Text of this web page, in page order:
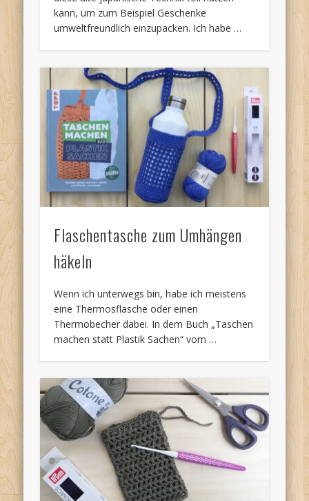
kann, um zum Beispiel Geschenke
umweltfreundlich einzupacken. Ich habe …
Flaschentasche zum Umhängen
häkeln
Wenn ich unterwegs bin, habe ich meistens
eine Thermosflasche oder einen
Thermobecher dabei. In dem Buch „Taschen
machen statt Plastik Sachen“ vom …